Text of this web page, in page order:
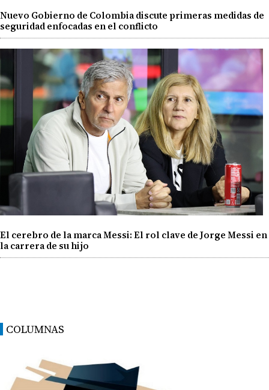
Nuevo Gobierno de Colombia discute primeras medidas de
seguridad enfocadas en el conflicto
El cerebro de la marca Messi: El rol clave de Jorge Messi en
la carrera de su hijo
COLUMNAS